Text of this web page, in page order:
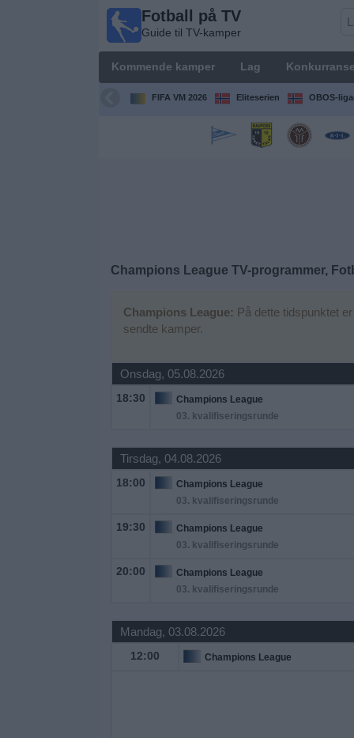
Fotball på TV
Guide til TV-kamper
Kommende kamper Lag
FIFA VM 2026 Eliteserien OBOS-
Champions League TV-programmer,
Champions League: På dette tidspunktet
sendte kamper.
Onsdag, 05.08.2026
18:30
Champions League
03. kvalifiseringsrunde
Tirsdag, 04.08.2026
18:00
Champions League
03. kvalifiseringsrunde
19:30
Champions League
03. kvalifiseringsrunde
20:00
Champions League
03. kvalifiseringsrunde
Mandag, 03.08.2026
12:00 Champions League